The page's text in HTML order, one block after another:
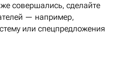
совершались, сделайте
— например,
или спецпредложения